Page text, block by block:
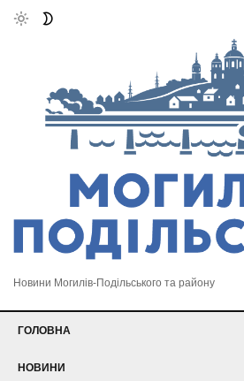
Новини Могилів-Подільського та району
ГОЛОВНА
НОВИНИ